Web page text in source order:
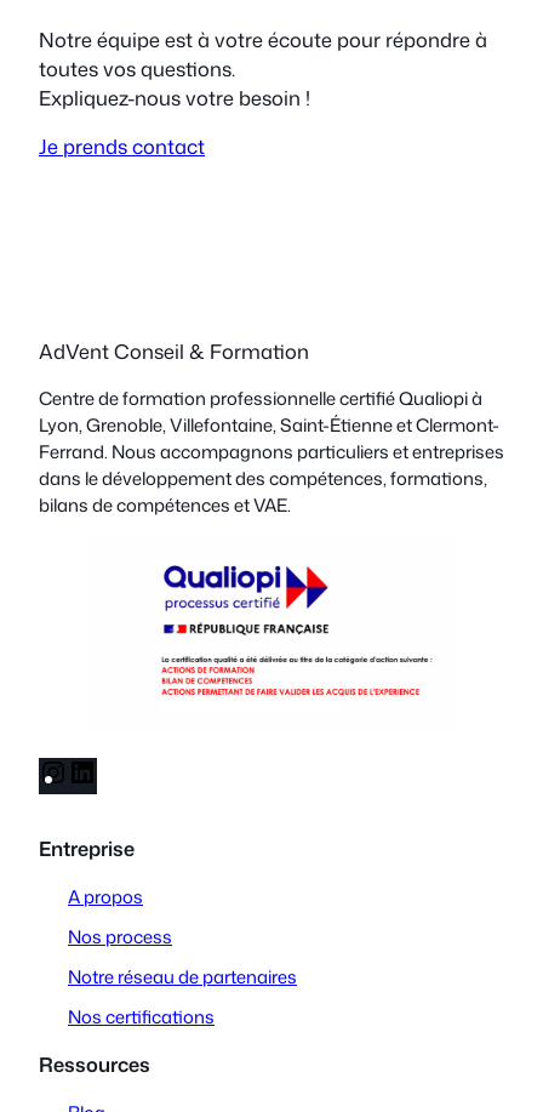
Notre équipe est à votre écoute pour répondre à
toutes vos questions.
Expliquez-nous votre besoin !
Je prends contact
AdVent Conseil & Formation
Centre de formation professionnelle certifié Qualiopi à
Lyon, Grenoble, Villefontaine, Saint-Étienne et Clermont-
Ferrand. Nous accompagnons particuliers et entreprises
dans le développement des compétences, formations,
bilans de compétences et VAE.
n
t
a
r
a
m
i
k
e
I
n
Entreprise
A propos
Nos process
Notre réseau de partenaires
Nos certifications
Ressources